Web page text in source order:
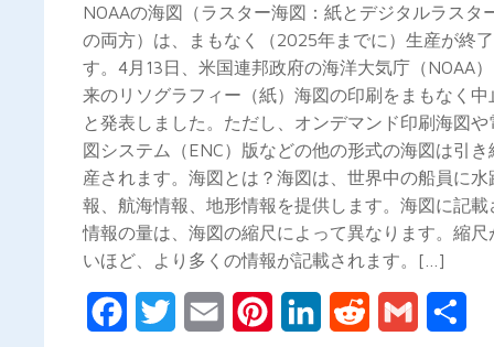
NOAAの海図（ラスター海図：紙とデジタルラスタ
の両方）は、まもなく（2025年までに）生産が終
す。4月13日、米国連邦政府の海洋大気庁（NOAA
来のリソグラフィー（紙）海図の印刷をまもなく中
と発表しました。ただし、オンデマンド印刷海図や
図システム（ENC）版などの他の形式の海図は引き
産されます。海図とは？海図は、世界中の船員に水
報、航海情報、地形情報を提供します。海図に記載
情報の量は、海図の縮尺によって異なります。縮尺
いほど、より多くの情報が記載されます。[…]
FacebookTwitter Email PinterestLinkedIn Reddit Gmail